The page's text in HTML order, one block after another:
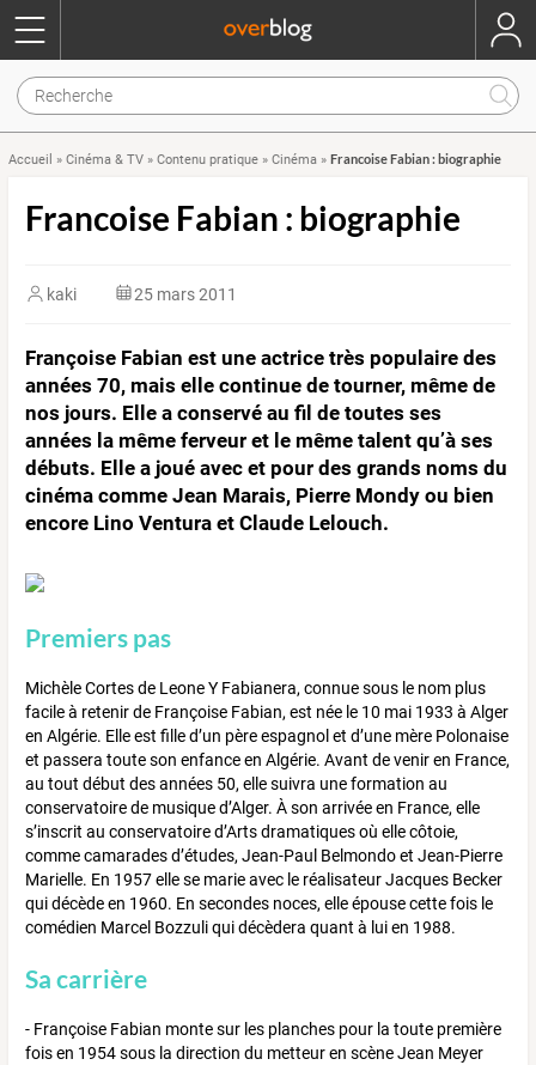
Accueil » Cinéma & TV » Contenu pratique » Cinéma » Francoise Fabian : biographie
Francoise Fabian : biographie
kaki 25 mars 2011
Françoise Fabian est une actrice très populaire des
années 70, mais elle continue de tourner, même de
nos jours. Elle a conservé au fil de toutes ses
années la même ferveur et le même talent qu’à ses
débuts. Elle a joué avec et pour des grands noms du
cinéma comme Jean Marais, Pierre Mondy ou bien
encore Lino Ventura et Claude Lelouch.
Premiers pas
Michèle Cortes de Leone Y Fabianera, connue sous le nom plus
facile à retenir de Françoise Fabian, est née le 10 mai 1933 à Alger
en Algérie. Elle est fille d’un père espagnol et d’une mère Polonaise
et passera toute son enfance en Algérie. Avant de venir en France,
au tout début des années 50, elle suivra une formation au
conservatoire de musique d’Alger. À son arrivée en France, elle
s’inscrit au conservatoire d’Arts dramatiques où elle côtoie,
comme camarades d’études, Jean-Paul Belmondo et Jean-Pierre
Marielle. En 1957 elle se marie avec le réalisateur Jacques Becker
qui décède en 1960. En secondes noces, elle épouse cette fois le
comédien Marcel Bozzuli qui décèdera quant à lui en 1988.
Sa carrière
- Françoise Fabian monte sur les planches pour la toute première
fois en 1954 sous la direction du metteur en scène Jean Meyer